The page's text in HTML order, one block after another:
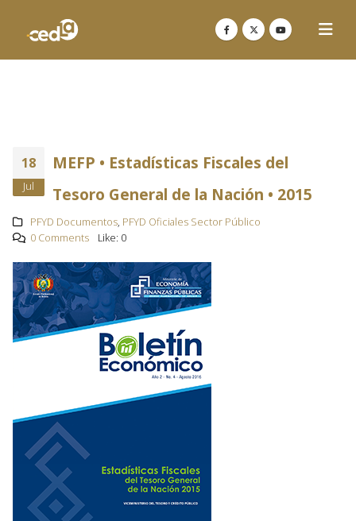
18
Jul
MEFP • Estadísticas Fiscales del
Tesoro General de la Nación • 2015
PFYD Documentos, PFYD Oficiales Sector Público
0 Comments
Like: 0